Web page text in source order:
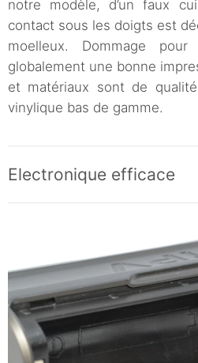
notre modèle, d’un faux
contact sous les doigts est
moelleux. Dommage
globalement une bonne
et matériaux sont de
vinylique bas de gamme.
Electronique efficace